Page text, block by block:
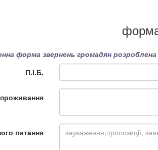
форма звернень громадян розроблена
П.І.Б.
питання